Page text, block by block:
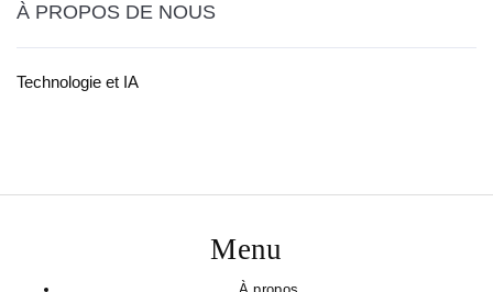
À PROPOS DE NOUS
Technologie et IA
Menu